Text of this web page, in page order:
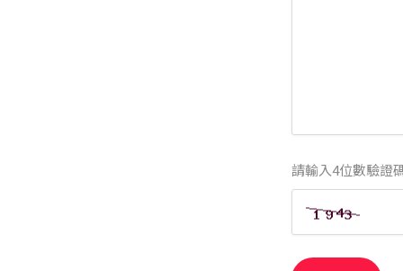
請輸入4位數驗證